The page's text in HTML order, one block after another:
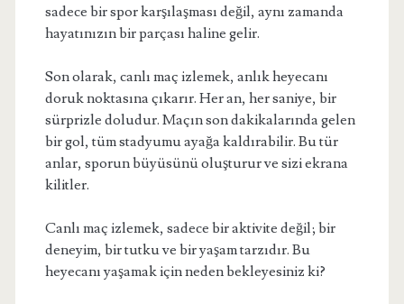
sadece bir spor karşılaşması değil, aynı zamanda
hayatınızın bir parçası haline gelir.
Son olarak, canlı maç izlemek, anlık heyecanı
doruk noktasına çıkarır. Her an, her saniye, bir
sürprizle doludur. Maçın son dakikalarında gelen
bir gol, tüm stadyumu ayağa kaldırabilir. Bu tür
anlar, sporun büyüsünü oluşturur ve sizi ekrana
kilitler.
Canlı maç izlemek, sadece bir aktivite değil; bir
deneyim, bir tutku ve bir yaşam tarzıdır. Bu
heyecanı yaşamak için neden bekleyesiniz ki?